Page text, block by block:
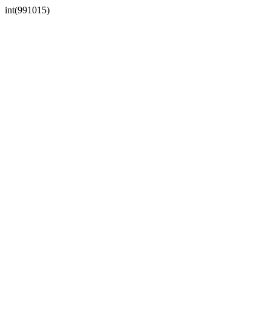
int(991015)